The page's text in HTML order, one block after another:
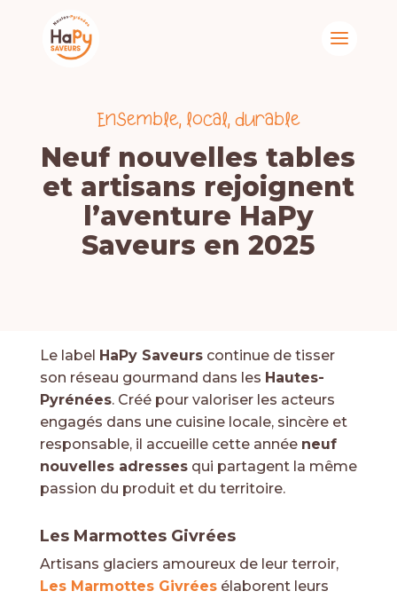
ESPACE ADHÉRENT
Ensemble, local, durable
Neuf nouvelles tables
et artisans rejoignent
l’aventure HaPy
Saveurs en 2025
Le label HaPy Saveurscontinue de tisser
son réseau gourmand dans les Hautes-
Pyrénées. Créé pour valoriser les acteurs
engagés dans une cuisine locale, sincère et
responsable, il accueille cette année neuf
nouvelles adressesqui partagent la même
passion du produit et du territoire.
Les Marmottes Givrées
Artisans glaciers amoureux de leur terroir,
Les Marmottes Givréesélaborent leurs